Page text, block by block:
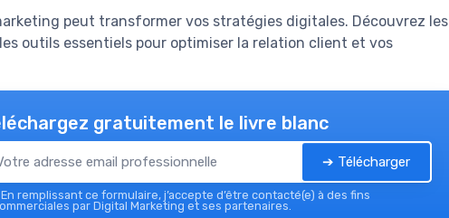
peut transformer vos stratégies digitales. Découvrez les
outils essentiels pour optimiser la relation client et vos
gratuitement le livre blanc
➔ Télécharger
En remplissant ce formulaire, j’accepte d’être contacté(e) à des fins
par Digital Marketing et ses partenaires.